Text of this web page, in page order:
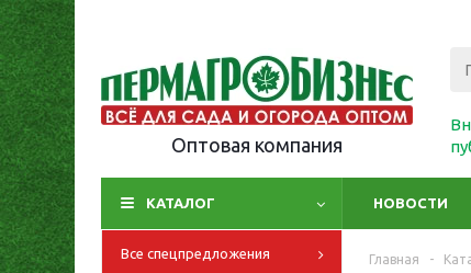
Оптовая компания
КАТАЛОГ НОВОСТИ
Все спецпредложения Главная -